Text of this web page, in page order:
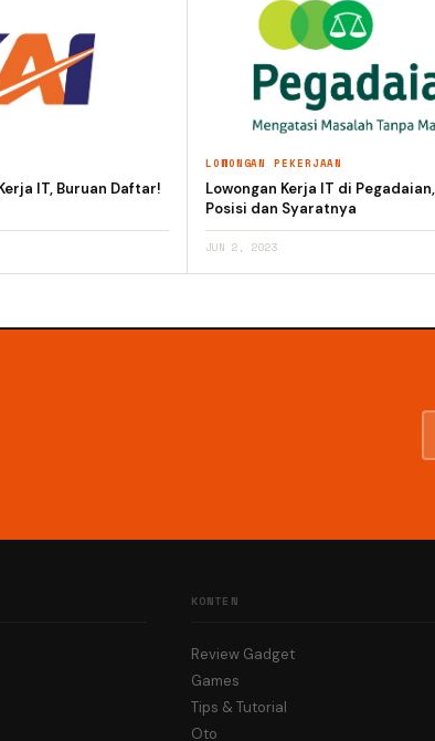
IT, Buruan Daftar!
LOWONGAN PEKERJAAN
Lowongan Kerja IT di
Posisi dan Syaratnya
JUN 2, 2023
KONTEN
Review Gadget
Games
Tips & Tutorial
Oto